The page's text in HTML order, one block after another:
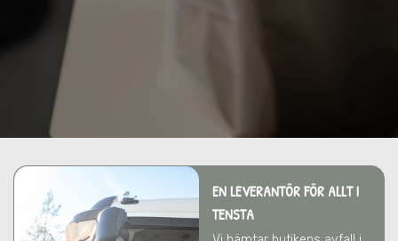
EN LEVERANTÖR FÖR ALLTI
TENSTA